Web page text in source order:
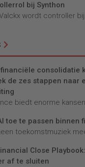
bij Synthon
wordt controller
financiële consolidatie
de zes stappen naar
biedt enorme
toe te passen binnen
toekomstmuziek
Close
af te sluiten